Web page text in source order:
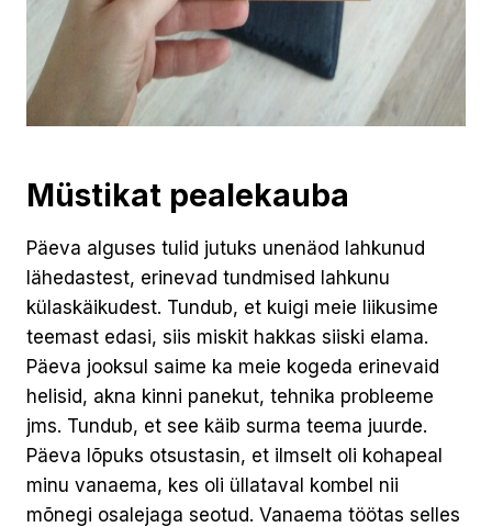
Müstikat pealekauba
Päeva alguses tulid jutuks unenäod lahkunud
lähedastest, erinevad tundmised lahkunu
külaskäikudest. Tundub, et kuigi meie liikusime
teemast edasi, siis miskit hakkas siiski elama.
Päeva jooksul saime ka meie kogeda erinevaid
helisid, akna kinni panekut, tehnika probleeme
jms. Tundub, et see käib surma teema juurde.
Päeva lõpuks otsustasin, et ilmselt oli kohapeal
minu vanaema, kes oli üllataval kombel nii
mõnegi osalejaga seotud. Vanaema töötas selles